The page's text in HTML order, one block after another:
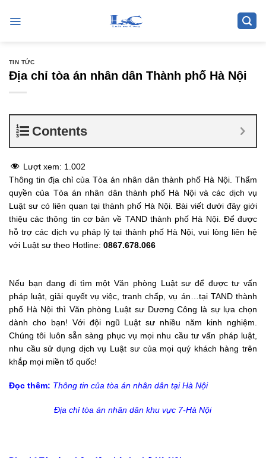
TIN TỨC
Địa chỉ tòa án nhân dân Thành phố Hà Nội
Contents
Lượt xem: 1.002
Thông tin địa chỉ của Tòa án nhân dân thành phố Hà Nội. Thẩm
quyền của Tòa án nhân dân thành phố Hà Nội và các dịch vụ
Luật sư có liên quan tại thành phố Hà Nội. Bài viết dưới đây giới
thiệu các thông tin cơ bản về TAND thành phố Hà Nội. Để được
hỗ trợ các dịch vụ pháp lý tại thành phố Hà Nội, vui lòng liên hệ
với Luật sư theo Hotline: 0867.678.066
Nếu bạn đang đi tìm mộtVăn phòng Luật sư để được tư vấn
pháp luật, giải quyết vụ việc, tranh chấp, vụ án…tại TAND thành
phố Hà Nội thì Văn phòng Luật sư Dương Công là sự lựa chọn
dành cho bạn! Với đội ngũ Luật sư nhiều năm kinh nghiệm.
Chúng tôi luôn sẵn sàng phục vụ mọi nhu cầu tư vấn pháp luật,
nhu cầu sử dụng dịch vụ Luật sư của mọi quý khách hàng trên
khắp mọi miền tổ quốc!
Đọc thêm: Thông tin của tòa án nhân dân tại Hà Nội
Địa chỉ tòa án nhân dân khu vực 7-Hà Nội